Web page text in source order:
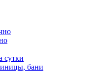
сутки
бани